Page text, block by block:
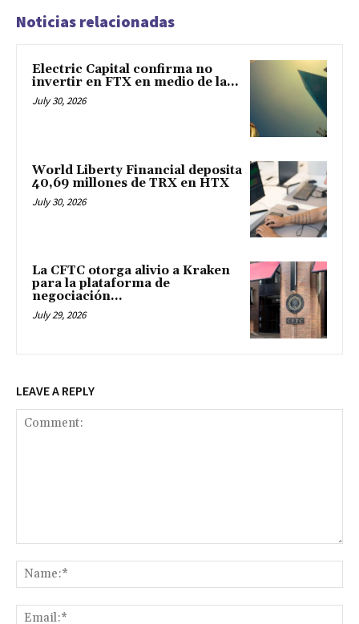
Noticias relacionadas
Electric Capital confirma no
invertir en FTX en medio de la...
July 30, 2026
World Liberty Financial deposita
40,69 millones de TRX en HTX
July 30, 2026
La CFTC otorga alivio a Kraken
para la plataforma de
negociación...
July 29, 2026
LEAVE A REPLY